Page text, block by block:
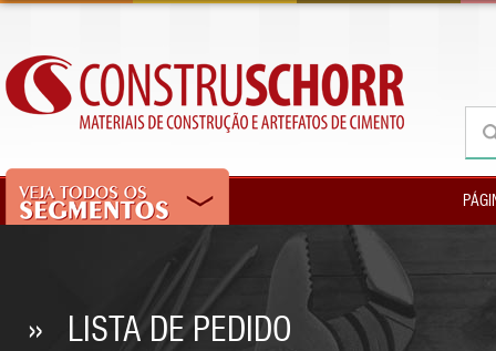
» LISTA DE PEDIDO